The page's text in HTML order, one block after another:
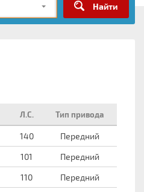
Л.С. Тип привода
140
Передний
101
Передний
110
Передний